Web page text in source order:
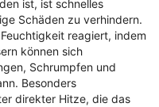
ist, ist schnelles
Schäden zu verhindern.
reagiert, indem
können sich
Schrumpfen und
Besonders
direkter Hitze, die das